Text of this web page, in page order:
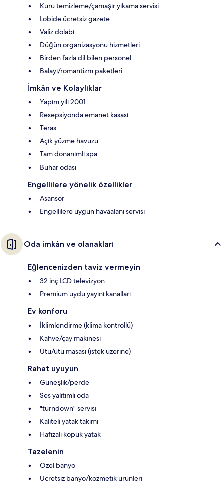
Kuru temizleme/çamaşır yıkama servisi
Lobide ücretsiz gazete
Valiz dolabı
Düğün organizasyonu hizmetleri
Birden fazla dil bilen personel
Balayı/romantizm paketleri
İmkân ve Kolaylıklar
Yapım yılı 2001
Resepsiyonda emanet kasası
Teras
Açık yüzme havuzu
Tam donanımlı spa
Buhar odası
Engellilere yönelik özellikler
Asansör
Engellilere uygun havaalanı servisi
Oda imkân ve olanakları
Eğlencenizden taviz vermeyin
32 inç LCD televizyon
Premium uydu yayını kanalları
Ev konforu
İklimlendirme (klima kontrollü)
Kahve/çay makinesi
Ütü/ütü masası (istek üzerine)
Rahat uyuyun
Güneşlik/perde
Ses yalıtımlı oda
"turndown" servisi
Kaliteli yatak takımı
Hafızalı köpük yatak
Tazelenin
Özel banyo
Ücretsiz banyo/kozmetik ürünleri